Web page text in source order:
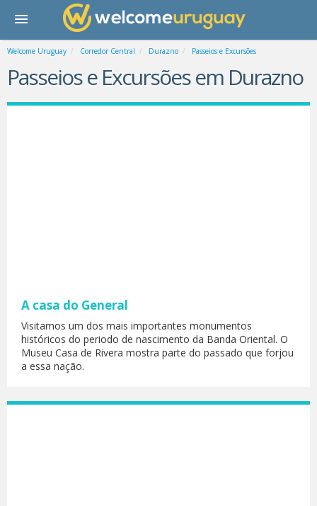
Welcome Uruguay Corredor Central Durazno Passeios e Excursões
Passeios e Excursões em Durazno
A casa do General
Visitamos um dos mais importantes monumentos
históricos do periodo de nascimento da Banda Oriental. O
Museu Casa de Rivera mostra parte do passado que forjou
a essa nação.